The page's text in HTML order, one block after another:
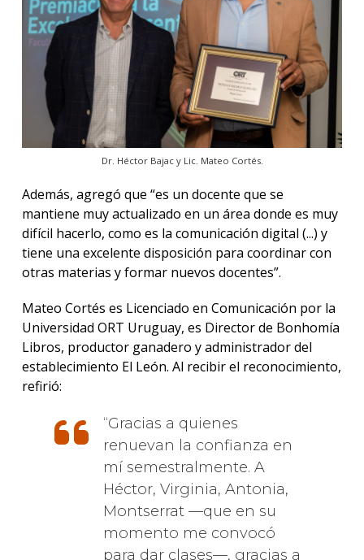
Dr. Héctor Bajac y Lic. Mateo Cortés.
Además, agregó que “es un docente que se
mantiene muy actualizado en un área donde es muy
difícil hacerlo, como es la comunicación digital (...) y
tiene una excelente disposición para coordinar con
otras materias y formar nuevos docentes”.
Mateo Cortés es Licenciado en Comunicación por la
Universidad ORT Uruguay, es Director de Bonhomía
Libros, productor ganadero y administrador del
establecimiento El León. Al recibir el reconocimiento,
refirió:
Gracias a quienes
renuevan la confianza en
mí semestralmente. A
Héctor, Virginia, Antonia,
Montserrat —que en su
momento me convocó
para dar clases—, gracias a